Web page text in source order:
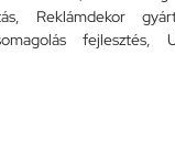
Reklámdekor
fejlesztés